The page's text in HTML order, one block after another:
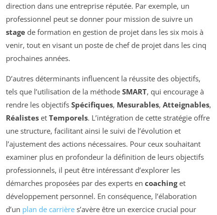
direction dans une entreprise réputée. Par exemple, un
professionnel peut se donner pour mission de suivre un
stage de formation en gestion de projet dans les six mois à
venir, tout en visant un poste de chef de projet dans les cinq
prochaines années.
D’autres déterminants influencent la réussite des objectifs,
tels que l’utilisation de la méthode SMART, qui encourage à
rendre les objectifs Spécifiques, Mesurables, Atteignables,
Réalistes et Temporels. L’intégration de cette stratégie offre
une structure, facilitant ainsi le suivi de l’évolution et
l’ajustement des actions nécessaires. Pour ceux souhaitant
examiner plus en profondeur la définition de leurs objectifs
professionnels, il peut être intéressant d’explorer les
démarches proposées par des experts en coachinget
développement personnel. En conséquence, l’élaboration
d’un plan de carrière s’avère être un exercice crucial pour